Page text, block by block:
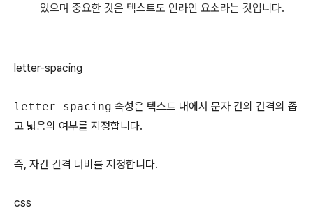
있으며 중요한 것은 텍스트도 인라인 요소라는 것입니다.
letter-spacing
letter-spacing 속성은 텍스트 내에서 문자 간의 간격의 좁
고 넓음의 여부를 지정합니다.
즉, 자간 간격 너비를 지정합니다.
css